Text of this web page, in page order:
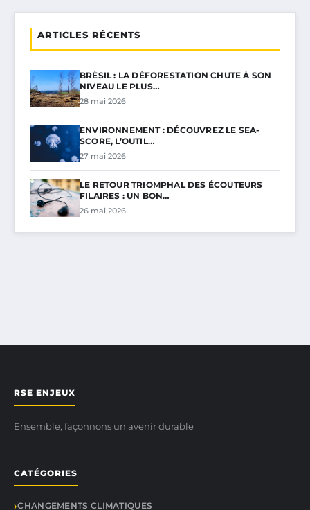
ARTICLES RÉCENTS
BRÉSIL : LA DÉFORESTATION CHUTE À SON
NIVEAU LE PLUS…
28 mai 2026
ENVIRONNEMENT : DÉCOUVREZ LE SEA-
SCORE, L’OUTIL…
27 mai 2026
LE RETOUR TRIOMPHAL DES ÉCOUTEURS
FILAIRES : UN BON…
26 mai 2026
RSE ENJEUX
Ensemble, façonnons un avenir durable
CATÉGORIES
CHANGEMENTS CLIMATIQUES